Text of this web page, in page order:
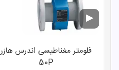
فلومتر مغناطیسی اندرس هازر
50P
▶